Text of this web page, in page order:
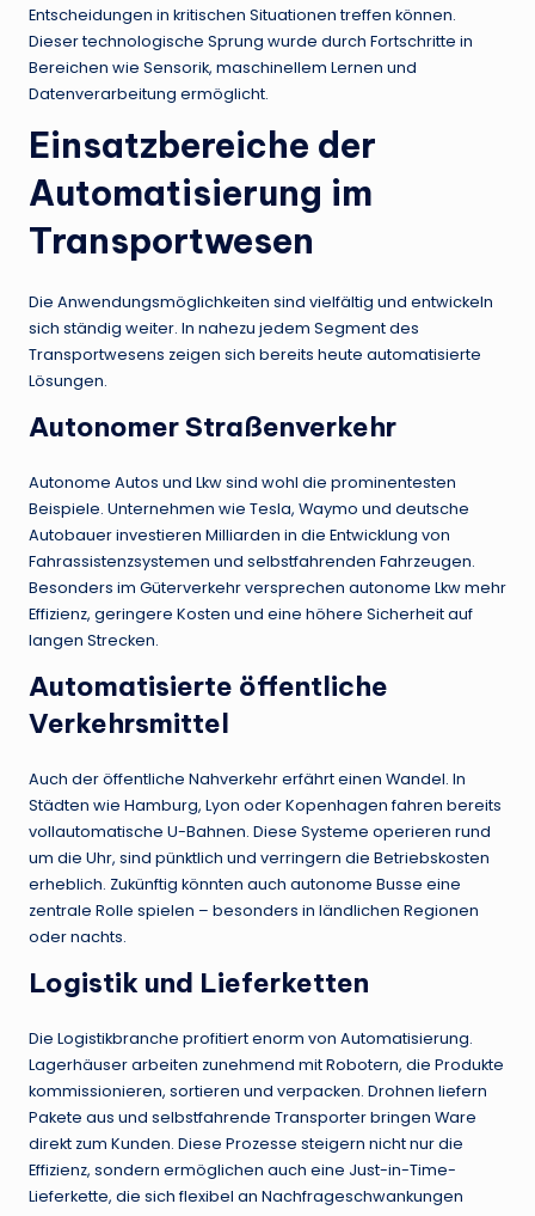
Entscheidungen in kritischen Situationen treffen können.
Dieser technologische Sprung wurde durch Fortschritte in
Bereichen wie Sensorik, maschinellem Lernen und
Datenverarbeitung ermöglicht.
Einsatzbereiche der
Automatisierung im
Transportwesen
Die Anwendungsmöglichkeiten sind vielfältig und entwickeln
sich ständig weiter. In nahezu jedem Segment des
Transportwesens zeigen sich bereits heute automatisierte
Lösungen.
Autonomer Straßenverkehr
Autonome Autos und Lkw sind wohl die prominentesten
Beispiele. Unternehmen wie Tesla, Waymo und deutsche
Autobauer investieren Milliarden in die Entwicklung von
Fahrassistenzsystemen und selbstfahrenden Fahrzeugen.
Besonders im Güterverkehr versprechen autonome Lkw mehr
Effizienz, geringere Kosten und eine höhere Sicherheit auf
langen Strecken.
Automatisierte öffentliche
Verkehrsmittel
Auch der öffentliche Nahverkehr erfährt einen Wandel. In
Städten wie Hamburg, Lyon oder Kopenhagen fahren bereits
vollautomatische U-Bahnen. Diese Systeme operieren rund
um die Uhr, sind pünktlich und verringern die Betriebskosten
erheblich. Zukünftig könnten auch autonome Busse eine
zentrale Rolle spielen – besonders in ländlichen Regionen
oder nachts.
Logistik und Lieferketten
Die Logistikbranche profitiert enorm von Automatisierung.
Lagerhäuser arbeiten zunehmend mit Robotern, die Produkte
kommissionieren, sortieren und verpacken. Drohnen liefern
Pakete aus und selbstfahrende Transporter bringen Ware
direkt zum Kunden. Diese Prozesse steigern nicht nur die
Effizienz, sondern ermöglichen auch eine Just-in-Time-
Lieferkette, die sich flexibel an Nachfrageschwankungen